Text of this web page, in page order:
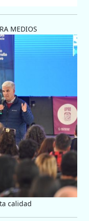
MEDIOS
calidad